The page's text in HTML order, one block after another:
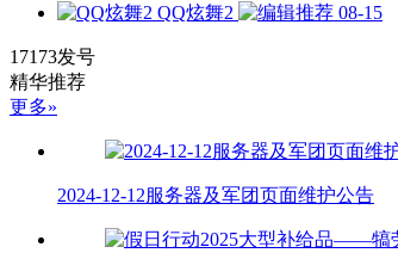
QQ炫舞2
08-15
17173发号
精华推荐
更多»
2024-12-12服务器及军团页面维护公告